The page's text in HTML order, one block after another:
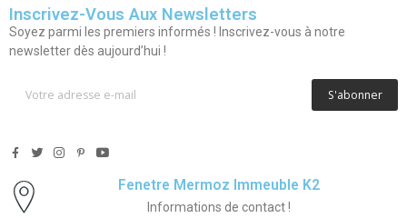
Inscrivez-Vous Aux Newsletters
Soyez parmi les premiers informés ! Inscrivez-vous à notre
newsletter dès aujourd’hui !
S'abonner
Fenetre Mermoz Immeuble K2
Informations de contact !